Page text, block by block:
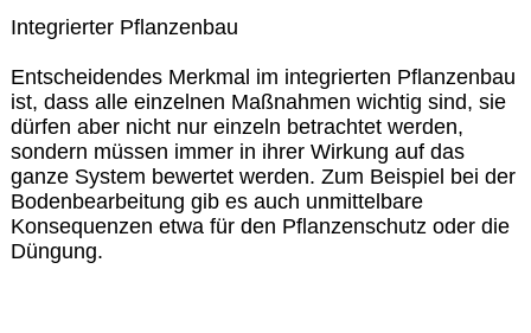
Integrierter Pflanzenbau
Entscheidendes Merkmal im integrierten Pflanzenbau
ist, dass alle einzelnen Maßnahmen wichtig sind, sie
dürfen aber nicht nur einzeln betrachtet werden,
sondern müssen immer in ihrer Wirkung auf das
ganze System bewertet werden. Zum Beispiel bei der
Bodenbearbeitung gib es auch unmittelbare
Konsequenzen etwa für den Pflanzenschutz oder die
Düngung.